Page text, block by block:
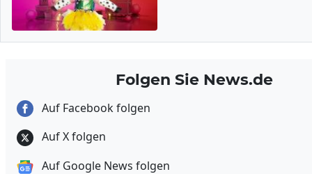
Folgen Sie News.de
Auf Facebook folgen
Auf X folgen
Auf Google News folgen